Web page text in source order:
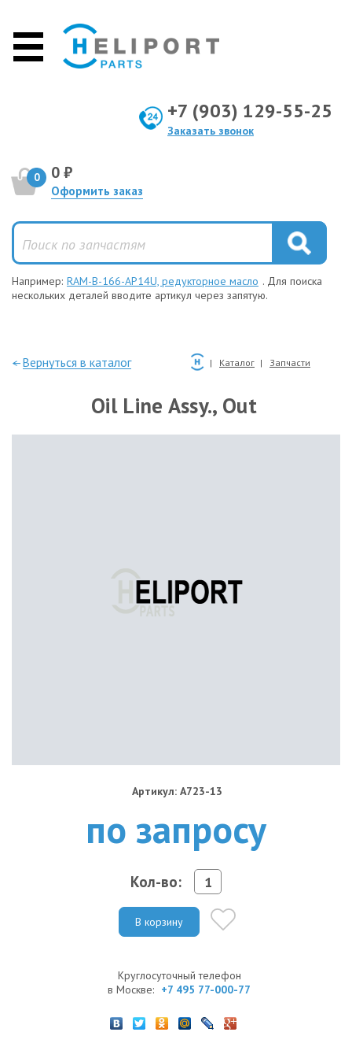
+7 (903) 129-55-25
Заказать звонок
0 0 ₽
Оформить заказ
Например: RAM-B-166-AP14U, редукторное масло . Для поиска
нескольких деталей вводите артикул через запятую.
—Вернуться в каталог Каталог Запчасти
Oil Line Assy., Out
Артикул: A723-13
по запросу
Кол-во:
В корзину
Круглосуточный телефон
в Москве: +7 495 77-000-77